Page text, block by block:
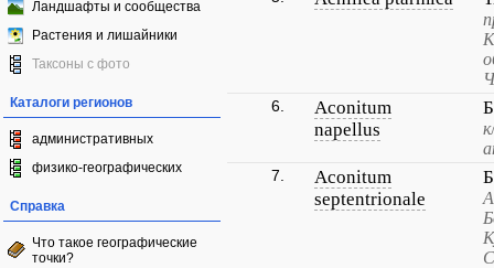
Ландшафты и сообщества
Растения и лишайники
Таксоны с фото
Каталоги регионов
административных
физико-географических
Справка
Что такое географические
точки?
6.
Aconitum
napellus
7.
Aconitum
septentrionale